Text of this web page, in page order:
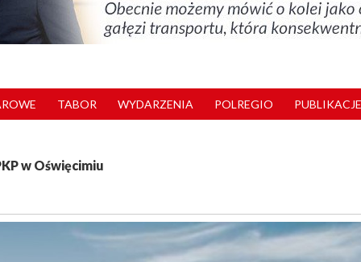
TABOR WYDARZENIA POLREGIO
w Oświęcimiu